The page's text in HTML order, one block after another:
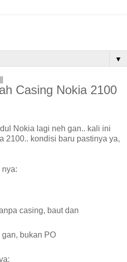
▼
Casing Nokia 2100
Nokia lagi neh gan.. kali ini
2100.. kondisi baru pastinya ya,
casing, baut dan
bukan PO